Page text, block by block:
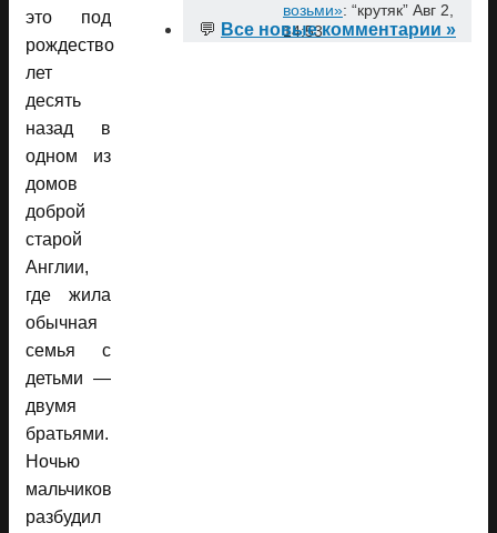
это под
рождество
лет
десять
назад в
одном из
домов
доброй
старой
Англии,
где жила
обычная
семья с
детьми —
двумя
братьями.
Ночью
мальчиков
разбудил
возьми»: “крутяк” Авг 2,
14:53
💬 Все новые комментарии »